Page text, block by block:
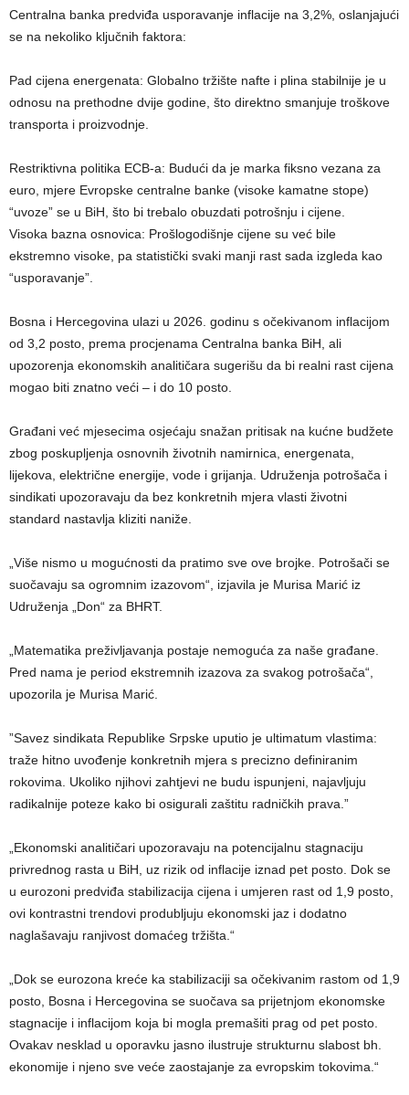
Centralna banka predviđa usporavanje inflacije na 3,2%, oslanjajući
se na nekoliko ključnih faktora:
​Pad cijena energenata: Globalno tržište nafte i plina stabilnije je u
odnosu na prethodne dvije godine, što direktno smanjuje troškove
transporta i proizvodnje.
​Restriktivna politika ECB-a: Budući da je marka fiksno vezana za
euro, mjere Evropske centralne banke (visoke kamatne stope)
“uvoze” se u BiH, što bi trebalo obuzdati potrošnju i cijene.
​Visoka bazna osnovica: Prošlogodišnje cijene su već bile
ekstremno visoke, pa statistički svaki manji rast sada izgleda kao
“usporavanje”.
Bosna i Hercegovina ulazi u 2026. godinu s očekivanom inflacijom
od 3,2 posto, prema procjenama Centralna banka BiH, ali
upozorenja ekonomskih analitičara sugerišu da bi realni rast cijena
mogao biti znatno veći – i do 10 posto.
Građani već mjesecima osjećaju snažan pritisak na kućne budžete
zbog poskupljenja osnovnih životnih namirnica, energenata,
lijekova, električne energije, vode i grijanja. Udruženja potrošača i
sindikati upozoravaju da bez konkretnih mjera vlasti životni
standard nastavlja kliziti naniže.
​„Više nismo u mogućnosti da pratimo sve ove brojke. Potrošači se
suočavaju sa ogromnim izazovom“, izjavila je Murisa Marić iz
Udruženja „Don“ za BHRT.
​„Matematika preživljavanja postaje nemoguća za naše građane.
Pred nama je period ekstremnih izazova za svakog potrošača“,
upozorila je Murisa Marić.
​”Savez sindikata Republike Srpske uputio je ultimatum vlastima:
traže hitno uvođenje konkretnih mjera s precizno definiranim
rokovima. Ukoliko njihovi zahtjevi ne budu ispunjeni, najavljuju
radikalnije poteze kako bi osigurali zaštitu radničkih prava.”
​„Ekonomski analitičari upozoravaju na potencijalnu stagnaciju
privrednog rasta u BiH, uz rizik od inflacije iznad pet posto. Dok se
u eurozoni predviđa stabilizacija cijena i umjeren rast od 1,9 posto,
ovi kontrastni trendovi produbljuju ekonomski jaz i dodatno
naglašavaju ranjivost domaćeg tržišta.“
​„Dok se eurozona kreće ka stabilizaciji sa očekivanim rastom od 1,9
posto, Bosna i Hercegovina se suočava sa prijetnjom ekonomske
stagnacije i inflacijom koja bi mogla premašiti prag od pet posto.
Ovakav nesklad u oporavku jasno ilustruje strukturnu slabost bh.
ekonomije i njeno sve veće zaostajanje za evropskim tokovima.“